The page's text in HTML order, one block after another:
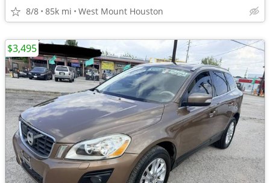
8/8 85k mi West Mount Houston
$3,495